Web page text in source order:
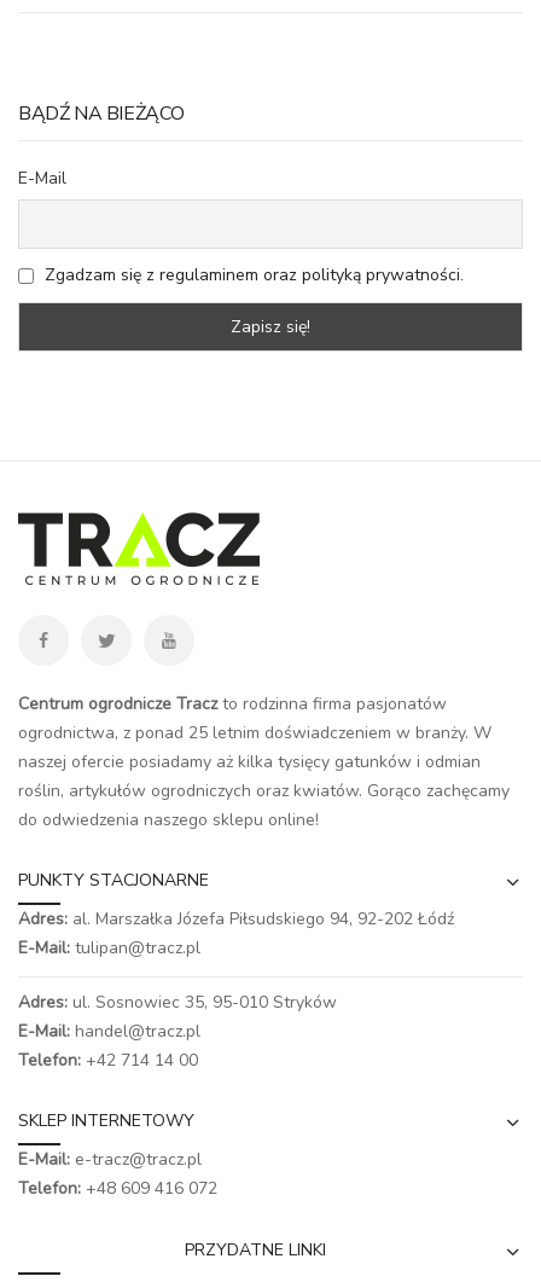
BĄDŹ NA BIEŻĄCO
E-Mail
Zgadzam się z regulaminem oraz polityką prywatności.
Centrum ogrodnicze Traczto rodzinna firma pasjonatów
ogrodnictwa, z ponad 25 letnim doświadczeniem w branży. W
naszej ofercie posiadamy aż kilka tysięcy gatunków i odmian
roślin, artykułów ogrodniczych oraz kwiatów. Gorąco zachęcamy
do odwiedzenia naszego sklepu online!
PUNKTY STACJONARNE
Adres: al. Marszałka Józefa Piłsudskiego 94, 92-202 Łódź
E-Mail: tulipan@tracz.pl
Adres: ul. Sosnowiec 35, 95-010 Stryków
E-Mail: handel@tracz.pl
Telefon: +42 714 14 00
SKLEP INTERNETOWY
E-Mail: e-tracz@tracz.pl
Telefon: +48 609 416 072
PRZYDATNE LINKI